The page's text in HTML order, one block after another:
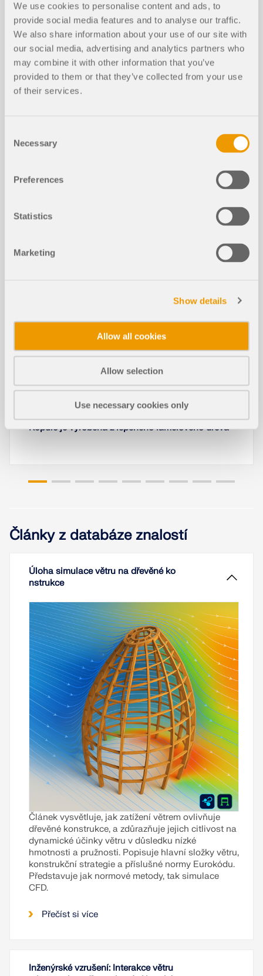
We use cookies to personalise content and ads, to
provide social media features and to analyse our traffic.
We also share information about your use of our site with
our social media, advertising and analytics partners who
may combine it with other information that you’ve
provided to them or that they’ve collected from your use
of their services.
Selection
Necessary
Preferences
Statistics
Marketing
Show details
Allow all cookies
Allow selection
Use necessary cookies only
Videa
Jak úspešně přejít z programu RFEM 5 na RFEM
Modely ke stažení
1404x
Kopule je vyrobena z lepeného lamelového dřeva
Články z databáze znalostí
Úloha simulace větru na dřevěné ko
nstrukce
Článek vysvětluje, jak zatížení větrem ovlivňuje
dřevěné konstrukce, a zdůrazňuje jejich citlivost na
dynamické účinky větru v důsledku nízké
hmotnosti a pružnosti. Popisuje hlavní složky větru,
konstrukční strategie a příslušné normy Eurokódu.
Představuje jak normové metody, tak simulace
CFD.
Přečíst si více
Inženýrské vzrušení: Interakce větru